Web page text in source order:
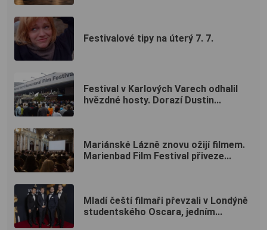
Festivalové tipy na úterý 7. 7.
Festival v Karlových Varech odhalil
hvězdné hosty. Dorazí Dustin...
Mariánské Lázně znovu ožijí filmem.
Marienbad Film Festival přiveze...
Mladí čeští filmaři převzali v Londýně
studentského Oscara, jedním...